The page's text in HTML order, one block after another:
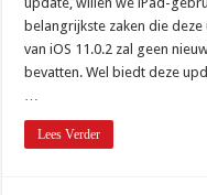
belangrijkste zaken die
van iOS 11.0.2 zal geen
bevatten. Wel biedt deze
…
Lees Verder